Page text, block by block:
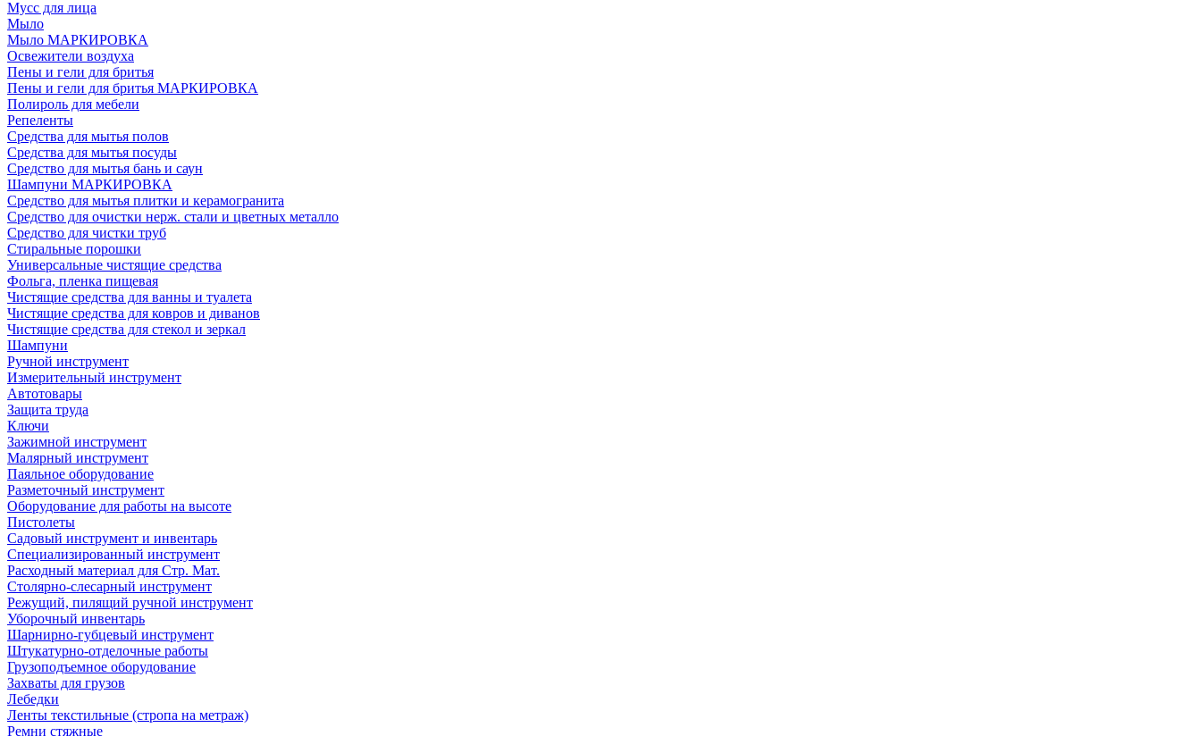
Мусс для лица
Мыло
Мыло МАРКИРОВКА
Освежители воздуха
Пены и гели для бритья
Пены и гели для бритья МАРКИРОВКА
Полироль для мебели
Репеленты
Средства для мытья полов
Средства для мытья посуды
Средство для мытья бань и саун
Шампуни МАРКИРОВКА
Средство для мытья плитки и керамогранита
Средство для очистки нерж. стали и цветных металло
Средство для чистки труб
Стиральные порошки
Универсальные чистящие средства
Фольга, пленка пищевая
Чистящие средства для ванны и туалета
Чистящие средства для ковров и диванов
Чистящие средства для стекол и зеркал
Шампуни
Ручной инструмент
Измерительный инструмент
Автотовары
Защита труда
Ключи
Зажимной инструмент
Малярный инструмент
Паяльное оборудование
Разметочный инструмент
Оборудование для работы на высоте
Пистолеты
Садовый инструмент и инвентарь
Специализированный инструмент
Расходный материал для Стр. Мат.
Столярно-слесарный инструмент
Режущий, пилящий ручной инструмент
Уборочный инвентарь
Шарнирно-губцевый инструмент
Штукатурно-отделочные работы
Грузоподъемное оборудование
Захваты для грузов
Лебедки
Ленты текстильные (стропа на метраж)
Ремни стяжные